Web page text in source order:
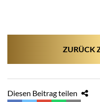
ZURÜCK
Diesen Beitrag teilen